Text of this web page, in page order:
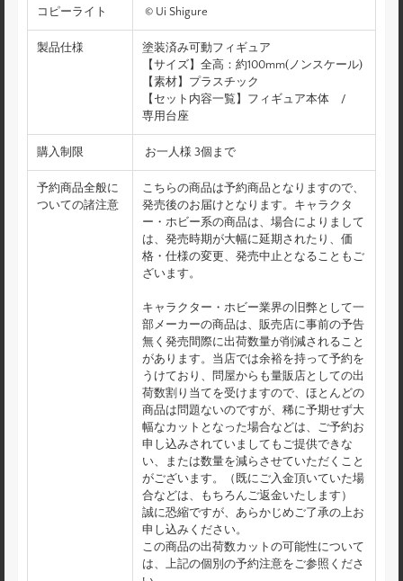
コピーライト © Ui Shigure
製品仕様
塗装済み可動フィギュア
【サイズ】全高：約100mm(ノンスケール)
【素材】プラスチック
【セット内容一覧】フィギュア本体 /
専用台座
購入制限 お一人様 3個まで
予約商品全般に
ついての諸注意
こちらの商品は予約商品となりますので、
発売後のお届けとなります。キャラクタ
ー・ホビー系の商品は、場合によりまして
は、発売時期が大幅に延期されたり、価
格・仕様の変更、発売中止となることもご
ざいます。
キャラクター・ホビー業界の旧弊として一
部メーカーの商品は、販売店に事前の予告
無く発売間際に出荷数量が削減されること
があります。当店では余裕を持って予約を
うけており、問屋からも量販店としての出
荷数割り当てを受けますので、ほとんどの
商品は問題ないのですが、稀に予期せず大
幅なカットとなった場合などは、ご予約お
申し込みされていましてもご提供できな
い、または数量を減らさせていただくこと
がございます。（既にご入金頂いていた場
合などは、もちろんご返金いたします）
誠に恐縮ですが、あらかじめご了承の上お
申し込みください。
この商品の出荷数カットの可能性について
は、上記の個別の予約注意をご参照くださ